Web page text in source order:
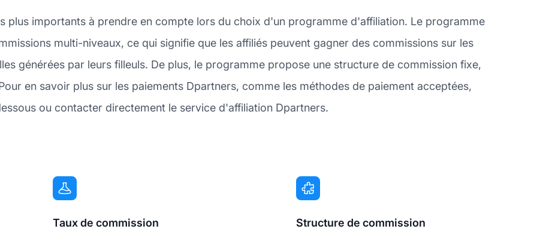
plus importants à prendre en compte lors du choix d'un programme d'affiliation. Le programme
multi-niveaux, ce qui signifie que les affiliés peuvent gagner des commissions sur les
générées par leurs filleuls. De plus, le programme propose une structure de commission fixe,
en savoir plus sur les paiements Dpartners, comme les méthodes de paiement acceptées,
ou contacter directement le service d'affiliation Dpartners.
Taux de commission Structure de commission